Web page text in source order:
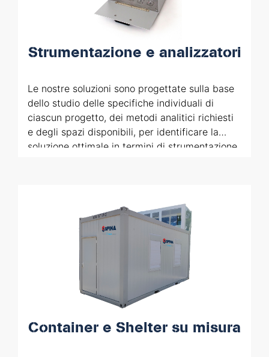
Strumentazione e analizzatori
Le nostre soluzioni sono progettate sulla base
dello studio delle specifiche individuali di
ciascun progetto, dei metodi analitici richiesti
e degli spazi disponibili, per identificare la
soluzione ottimale in termini di strumentazione
Container e Shelter su misura